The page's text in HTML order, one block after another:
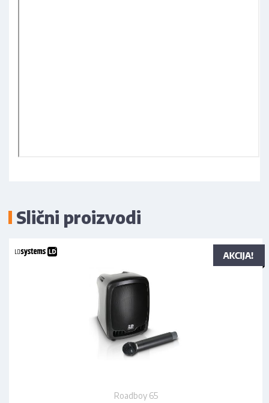
Slični proizvodi
Roadboy 65